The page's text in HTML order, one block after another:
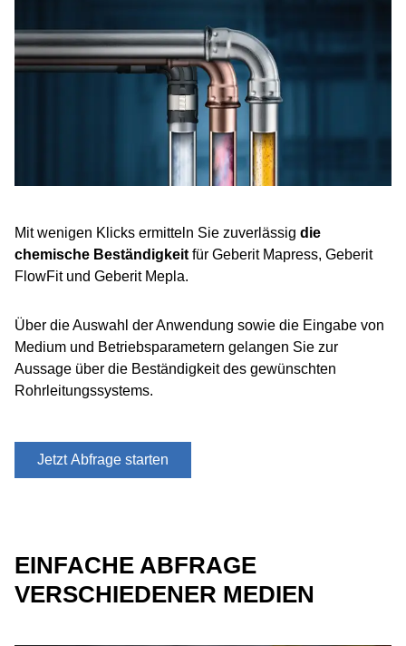
Mit wenigen Klicks ermitteln Sie zuverlässig die
chemische Beständigkeit für Geberit Mapress, Geberit
FlowFit und Geberit Mepla.
Über die Auswahl der Anwendung sowie die Eingabe von
Medium und Betriebsparametern gelangen Sie zur
Aussage über die Beständigkeit des gewünschten
Rohrleitungssystems.
Jetzt Abfrage starten
EINFACHE ABFRAGE
VERSCHIEDENER MEDIEN